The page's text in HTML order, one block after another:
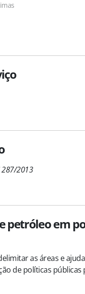
287/2013
petróleo em
as áreas e
de políticas públicas